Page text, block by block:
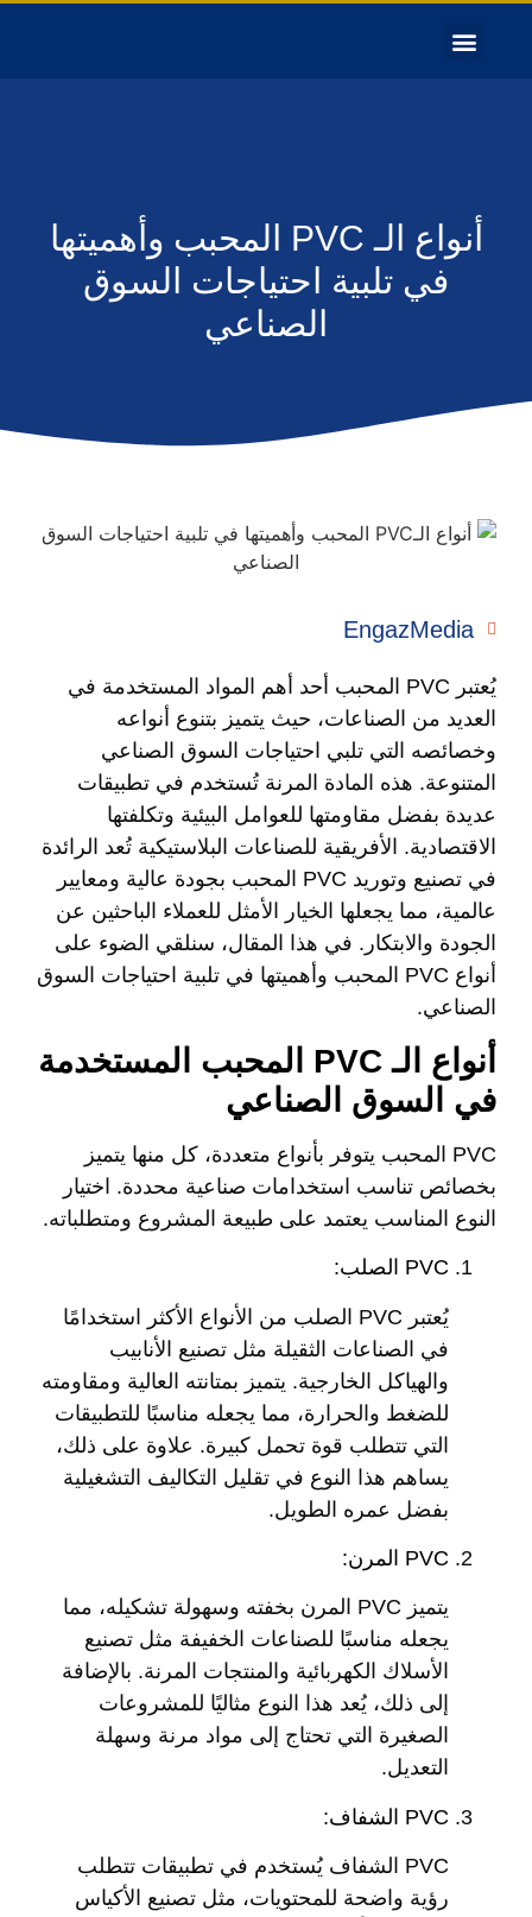
أنواع الـ PVC المحبب وأهميتها
في تلبية احتياجات السوق
الصناعي
EngazMedia
يُعتبر PVC المحبب أحد أهم المواد المستخدمة في
العديد من الصناعات، حيث يتميز بتنوع أنواعه
وخصائصه التي تلبي احتياجات السوق الصناعي
المتنوعة. هذه المادة المرنة تُستخدم في تطبيقات
عديدة بفضل مقاومتها للعوامل البيئية وتكلفتها
الاقتصادية. الأفريقية للصناعات البلاستيكية تُعد الرائدة
في تصنيع وتوريد PVC المحبب بجودة عالية ومعايير
عالمية، مما يجعلها الخيار الأمثل للعملاء الباحثين عن
الجودة والابتكار. في هذا المقال، سنلقي الضوء على
أنواع PVC المحبب وأهميتها في تلبية احتياجات السوق
الصناعي.
أنواع الـ PVC المحبب المستخدمة
في السوق الصناعي
PVC المحبب يتوفر بأنواع متعددة، كل منها يتميز
بخصائص تناسب استخدامات صناعية محددة. اختيار
النوع المناسب يعتمد على طبيعة المشروع ومتطلباته.
PVC الصلب:
يُعتبر PVC الصلب من الأنواع الأكثر استخدامًا
في الصناعات الثقيلة مثل تصنيع الأنابيب
والهياكل الخارجية. يتميز بمتانته العالية ومقاومته
للضغط والحرارة، مما يجعله مناسبًا للتطبيقات
التي تتطلب قوة تحمل كبيرة. علاوة على ذلك،
يساهم هذا النوع في تقليل التكاليف التشغيلية
بفضل عمره الطويل.
PVC المرن:
يتميز PVC المرن بخفته وسهولة تشكيله، مما
يجعله مناسبًا للصناعات الخفيفة مثل تصنيع
الأسلاك الكهربائية والمنتجات المرنة. بالإضافة
إلى ذلك، يُعد هذا النوع مثاليًا للمشروعات
الصغيرة التي تحتاج إلى مواد مرنة وسهلة
التعديل.
PVC الشفاف:
PVC الشفاف يُستخدم في تطبيقات تتطلب
رؤية واضحة للمحتويات، مثل تصنيع الأكياس